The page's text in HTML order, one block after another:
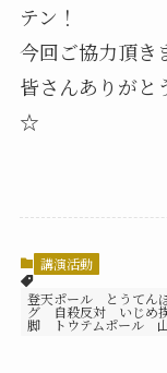
テン！
今回ご協力頂き
皆さんありがと
☆
講演活動
登天ポール とうてん
グ 自殺反対 いじめ
脚 トウテムポール